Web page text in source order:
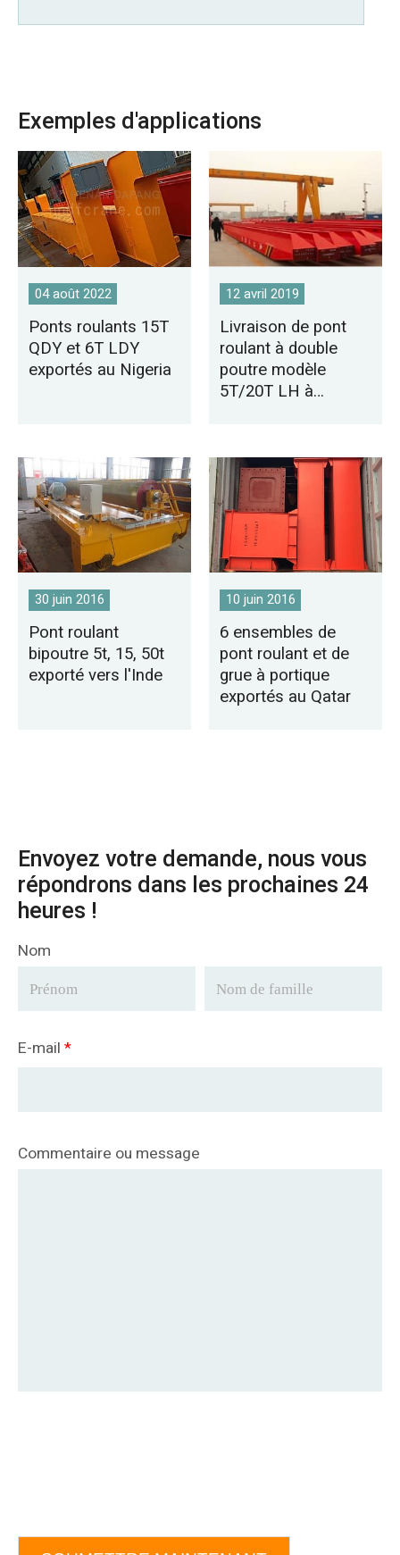
Exemples d'applications
04 août 2022
Ponts roulants 15T
QDY et 6T LDY
exportés au Nigeria
12 avril 2019
Livraison de pont
roulant à double
poutre modèle
5T/20T LH à
30 juin 2016
Pont roulant
bipoutre 5t, 15, 50t
exporté vers l'Inde
10 juin 2016
6 ensembles de
pont roulant et de
grue à portique
exportés au Qatar
Envoyez votre demande, nous vous
répondrons dans les prochaines 24
heures !
Nom
E-mail *
Commentaire ou message